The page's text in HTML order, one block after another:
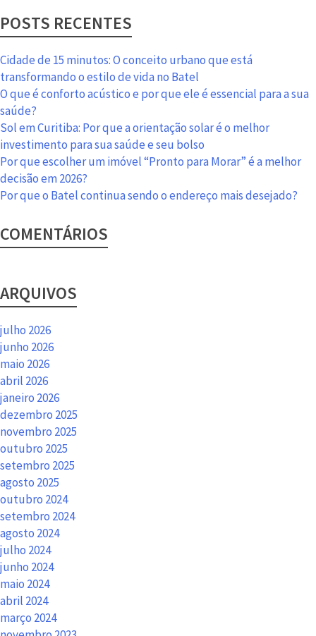
arejado
neste
verão
POSTS RECENTES
Cidade de 15 minutos: O conceito urbano que está
transformando o estilo de vida no Batel
O que é conforto acústico e por que ele é essencial para a sua
saúde?
Sol em Curitiba: Por que a orientação solar é o melhor
investimento para sua saúde e seu bolso
Por que escolher um imóvel “Pronto para Morar” é a melhor
decisão em 2026?
Por que o Batel continua sendo o endereço mais desejado?
COMENTÁRIOS
ARQUIVOS
julho 2026
junho 2026
maio 2026
abril 2026
janeiro 2026
dezembro 2025
novembro 2025
outubro 2025
setembro 2025
agosto 2025
outubro 2024
setembro 2024
agosto 2024
julho 2024
junho 2024
maio 2024
abril 2024
março 2024